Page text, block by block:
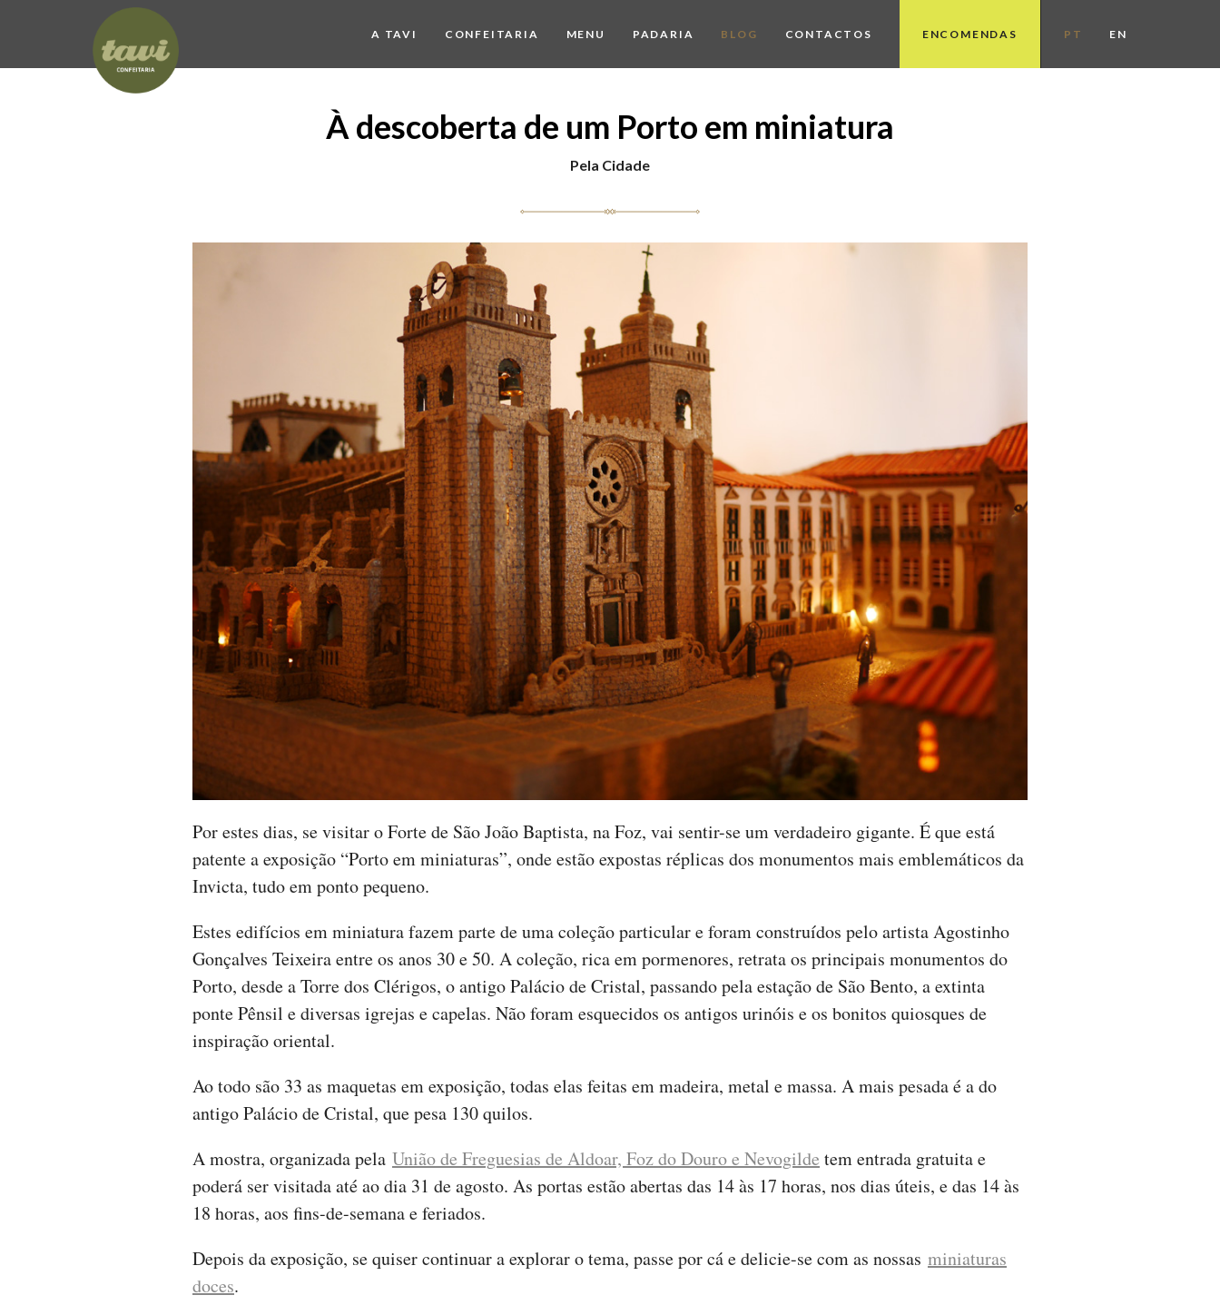
A TAVI CONFEITARIA MENU PADARIA BLOG CONTACTOS ENCOMENDAS PT EN
À descoberta de um Porto em miniatura
Pela Cidade
Por estes dias, se visitar o Forte de São João Baptista, na Foz, vai sentir-se um verdadeiro gigante. É que está
patente a exposição “Porto em miniaturas”, onde estão expostas réplicas dos monumentos mais emblemáticos da
Invicta, tudo em ponto pequeno.
Estes edifícios em miniatura fazem parte de uma coleção particular e foram construídos pelo artista Agostinho
Gonçalves Teixeira entre os anos 30 e 50. A coleção, rica em pormenores, retrata os principais monumentos do
Porto, desde a Torre dos Clérigos, o antigo Palácio de Cristal, passando pela estação de São Bento, a extinta
ponte Pênsil e diversas igrejas e capelas. Não foram esquecidos os antigos urinóis e os bonitos quiosques de
inspiração oriental.
Ao todo são 33 as maquetas em exposição, todas elas feitas em madeira, metal e massa. A mais pesada é a do
antigo Palácio de Cristal, que pesa 130 quilos.
A mostra, organizada pela União de Freguesias de Aldoar, Foz do Douro e Nevogilde tem entrada gratuita e
poderá ser visitada até ao dia 31 de agosto. As portas estão abertas das 14 às 17 horas, nos dias úteis, e das 14 às
18 horas, aos fins-de-semana e feriados.
Depois da exposição, se quiser continuar a explorar o tema, passe por cá e delicie-se com as nossas miniaturas
doces.